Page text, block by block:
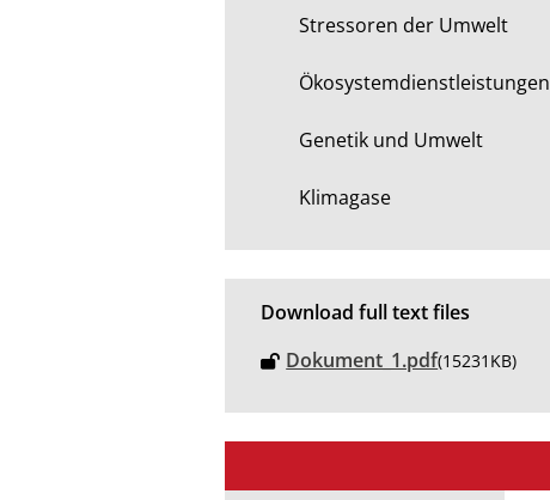
Stressoren der Umwelt
Ökosystemdienstleistungen
Genetik und Umwelt
Klimagase
Download full text files
Dokument_1.pdf(15231KB)